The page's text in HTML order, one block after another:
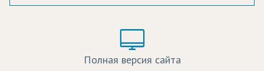
Полная версия сайта